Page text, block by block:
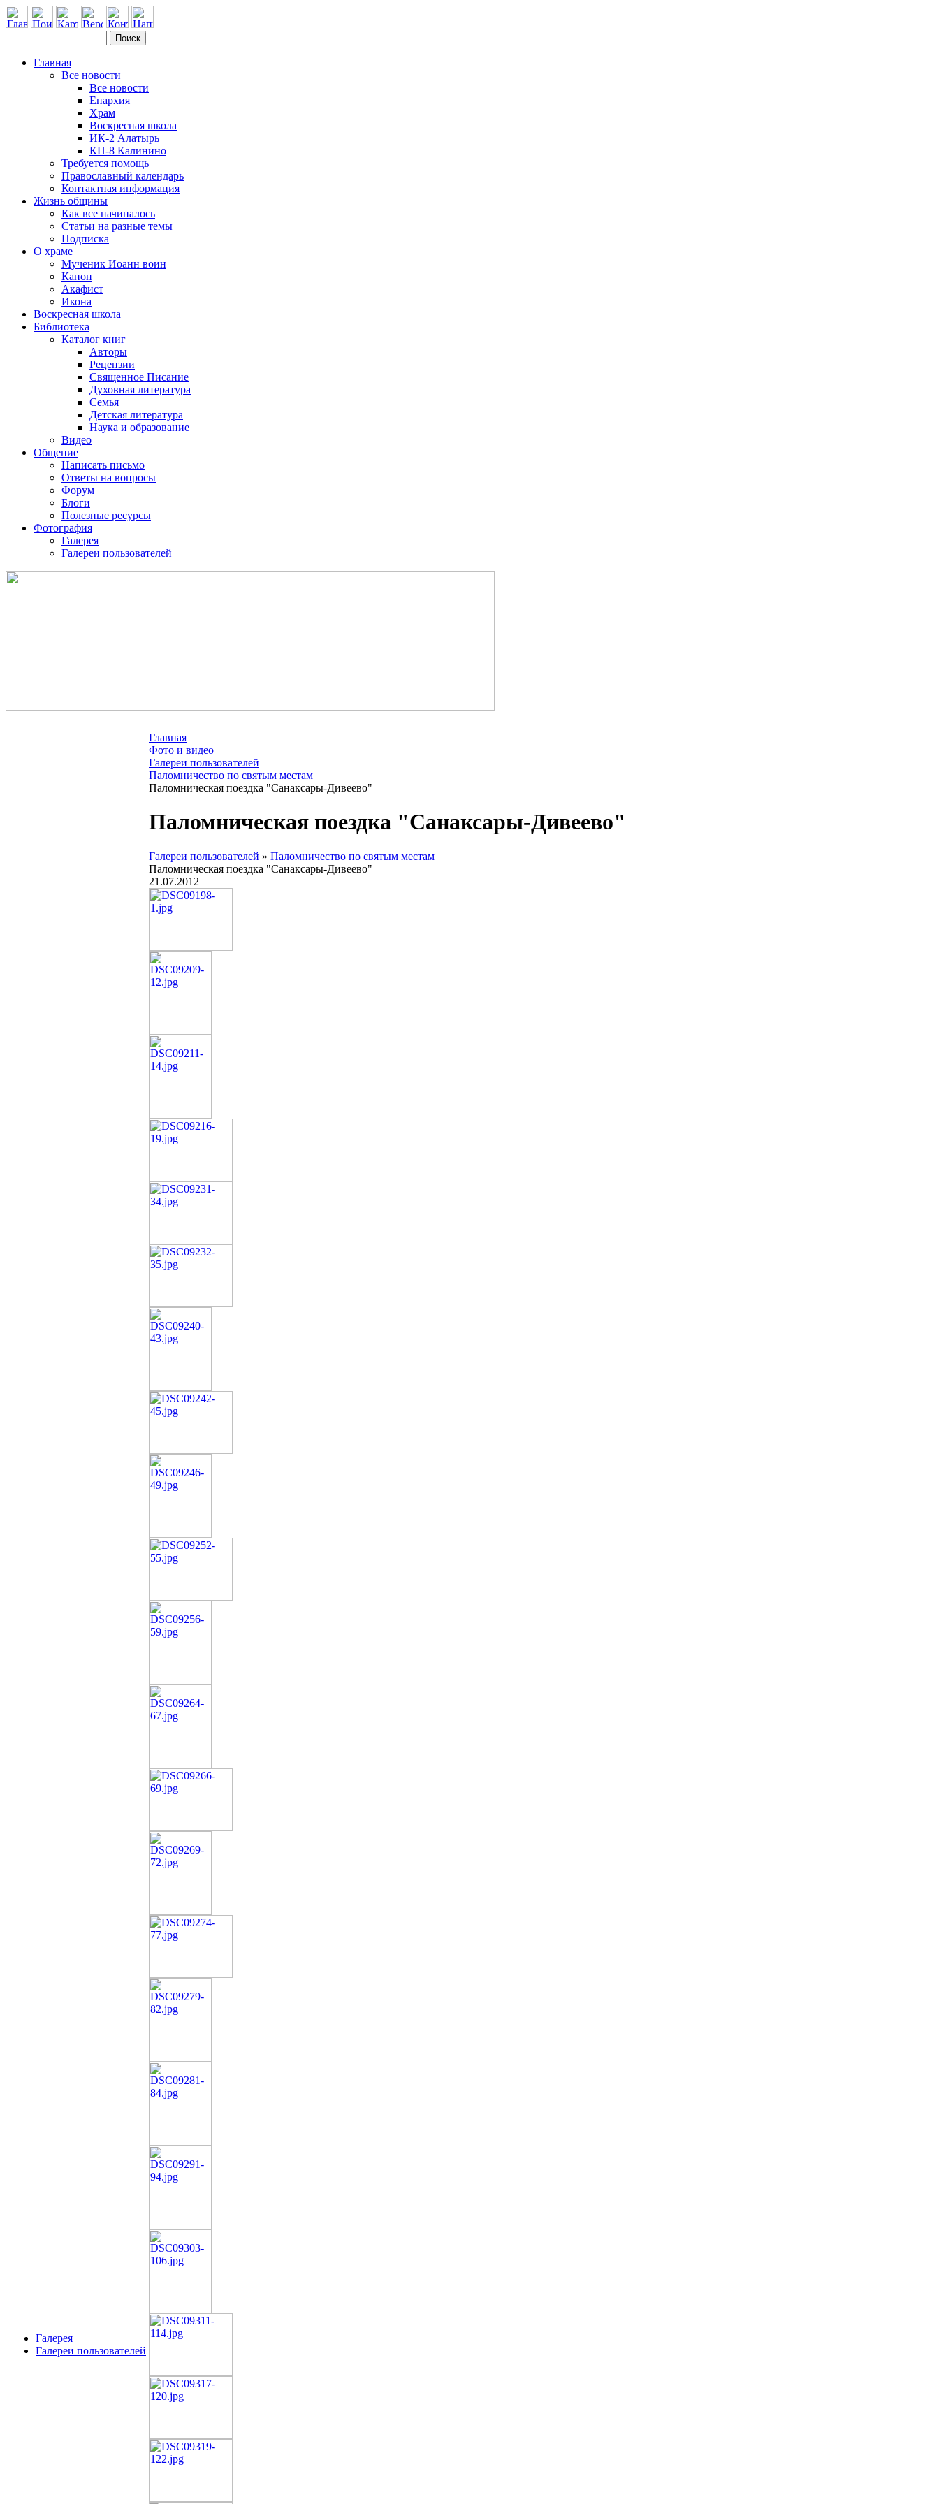
Главная
Все новости
Все новости
Епархия
Храм
Воскресная школа
ИК-2 Алатырь
КП-8 Калинино
Требуется помощь
Православный календарь
Контактная информация
Жизнь общины
Как все начиналось
Статьи на разные темы
Подписка
О храме
Мученик Иоанн воин
Канон
Акафист
Икона
Воскресная школа
Библиотека
Каталог книг
Авторы
Рецензии
Священное Писание
Духовная литература
Семья
Детская литература
Наука и образование
Видео
Общение
Написать письмо
Ответы на вопросы
Форум
Блоги
Полезные ресурсы
Фотография
Галерея
Галереи пользователей
Галерея
Галереи пользователей
Главная
Фото и видео
Галереи пользователей
Паломничество по святым местам
Паломническая поездка "Санаксары-Дивеево"
Паломническая поездка "Санаксары-Дивеево"
Галереи пользователей » Паломничество по святым местам
Паломническая поездка "Санаксары-Дивеево"
21.07.2012